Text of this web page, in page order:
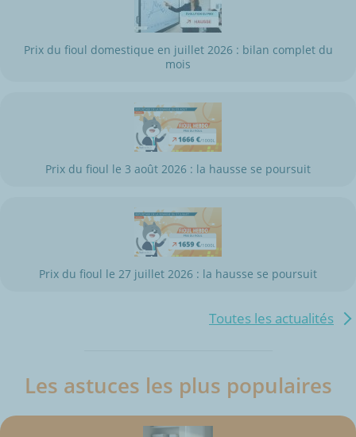
Prix du fioul domestique en juillet 2026 : bilan complet du
mois
Prix du fioul le 3 août 2026 : la hausse se poursuit
Prix du fioul le 27 juillet 2026 : la hausse se poursuit
Toutes les actualités
Les astuces les plus populaires